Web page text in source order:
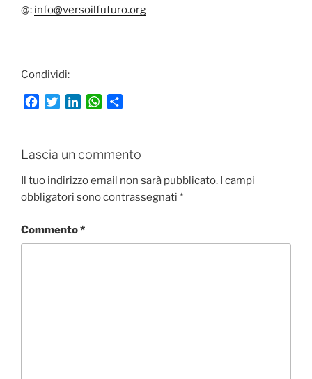
@: info@versoilfuturo.org
Condividi:
b
o
o
t
e
r
e
d
I
W
s
A
p
i
v
i
Lascia un commento
Il tuo indirizzo email non sarà pubblicato. I campi
obbligatori sono contrassegnati *
Commento*